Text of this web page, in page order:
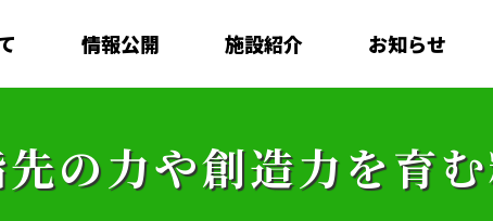
情報公開 施設紹介 お知らせ
の力や創造力を育